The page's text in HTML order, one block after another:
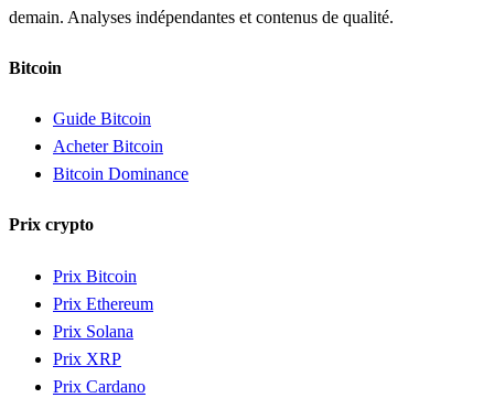
demain. Analyses indépendantes et contenus de qualité.
Bitcoin
Guide Bitcoin
Acheter Bitcoin
Bitcoin Dominance
Prix crypto
Prix Bitcoin
Prix Ethereum
Prix Solana
Prix XRP
Prix Cardano